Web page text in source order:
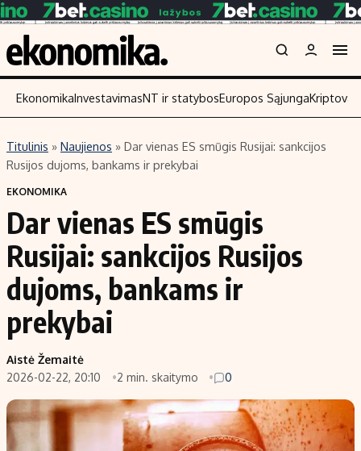
Turinys
Naujienos
Aplinka
Energetika
Ekonomika
Politika
NT ir statybos
Skaitykite
Įmonės
Žemės ūkis
Technologijos
Laisvalaikis
Investavimas
Nedarbo išmokos skaičiuoklė
Indėliai
EkonomikaInvestavimasNT ir statybosEuropos Sąjunga
Titulinis » Naujienos » Dar vienas ES smūgis Rusijai: sankcijos
Rusijos dujoms, bankams ir prekybai
EKONOMIKA
Dar vienas ES smūgis
Rusijai: sankcijos Rusijos
dujoms, bankams ir
prekybai
Aistė Žemaitė
2026-02-22, 20:10
2 min. skaitymo 0